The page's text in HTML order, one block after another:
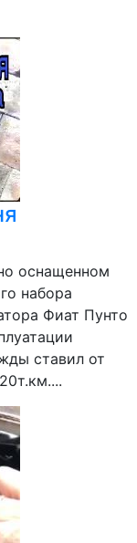
оснащенном
набора
Фиат Пунто
ставил от